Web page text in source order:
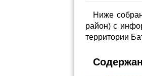
Ниже
район) с
территории